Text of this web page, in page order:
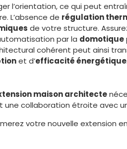
l’orientation, ce qui peut
L’absence de régulation
de votre structure.
par la domotique
cohérent peut ainsi
et d’efficacité énergétique.
maison architecte
collaboration étroite avec
votre nouvelle extension